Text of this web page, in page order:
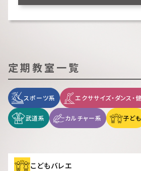
定期教室一覧
スポーツ系 エクササイズ・ダンス・
武道系 カルチャー系 子ども
こどもバレエ